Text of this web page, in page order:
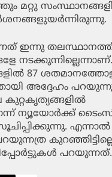
മറ്റു
ഇന്നു
നടക്കുന്നില്ലെന്നാണ്.
87
അദ്ദേഹം
കുറ്റകൃത്യങ്ങളിൽ
ന്യൂയോർക്ക്
സൂചിപ്പിക്കുന്നു. എന്നാൽ
പറയുന്നത്.